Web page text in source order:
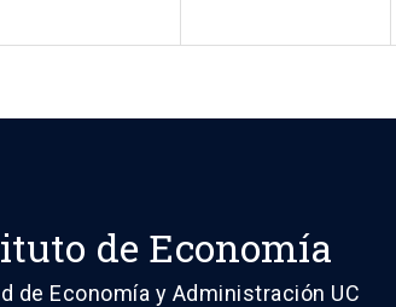
de Economía
de Economía y Administración UC